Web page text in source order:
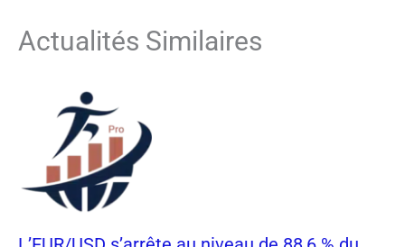
Actualités Similaires